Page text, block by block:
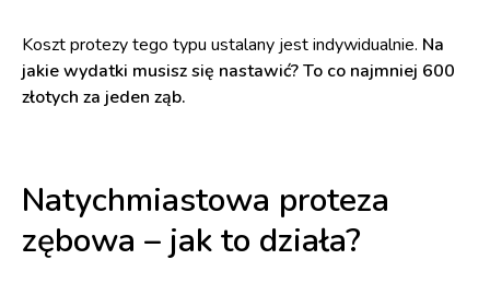
Koszt protezy tego typu ustalany jest indywidualnie. Na
jakie wydatki musisz się nastawić? To co najmniej 600
złotych za jeden ząb.
Natychmiastowa proteza
zębowa – jak to działa?